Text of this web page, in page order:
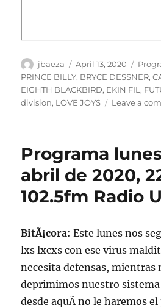
Author
jbaeza
Posted
on
April 13, 2020
PRINCE BILLY, BRYCE DESSNER,
EIGHTH BLACKBIRD, EKIN FIL,
division, LOVE JOYS Leave a
Programa
abril de 2020,
102.5fm Radio
BitÃ¡cora: Este lunes nos
lxs lxcxs con ese virus
necesita defensas, mientras
deprimimos nuestro sistema
desde aquÃ­ no le haremos